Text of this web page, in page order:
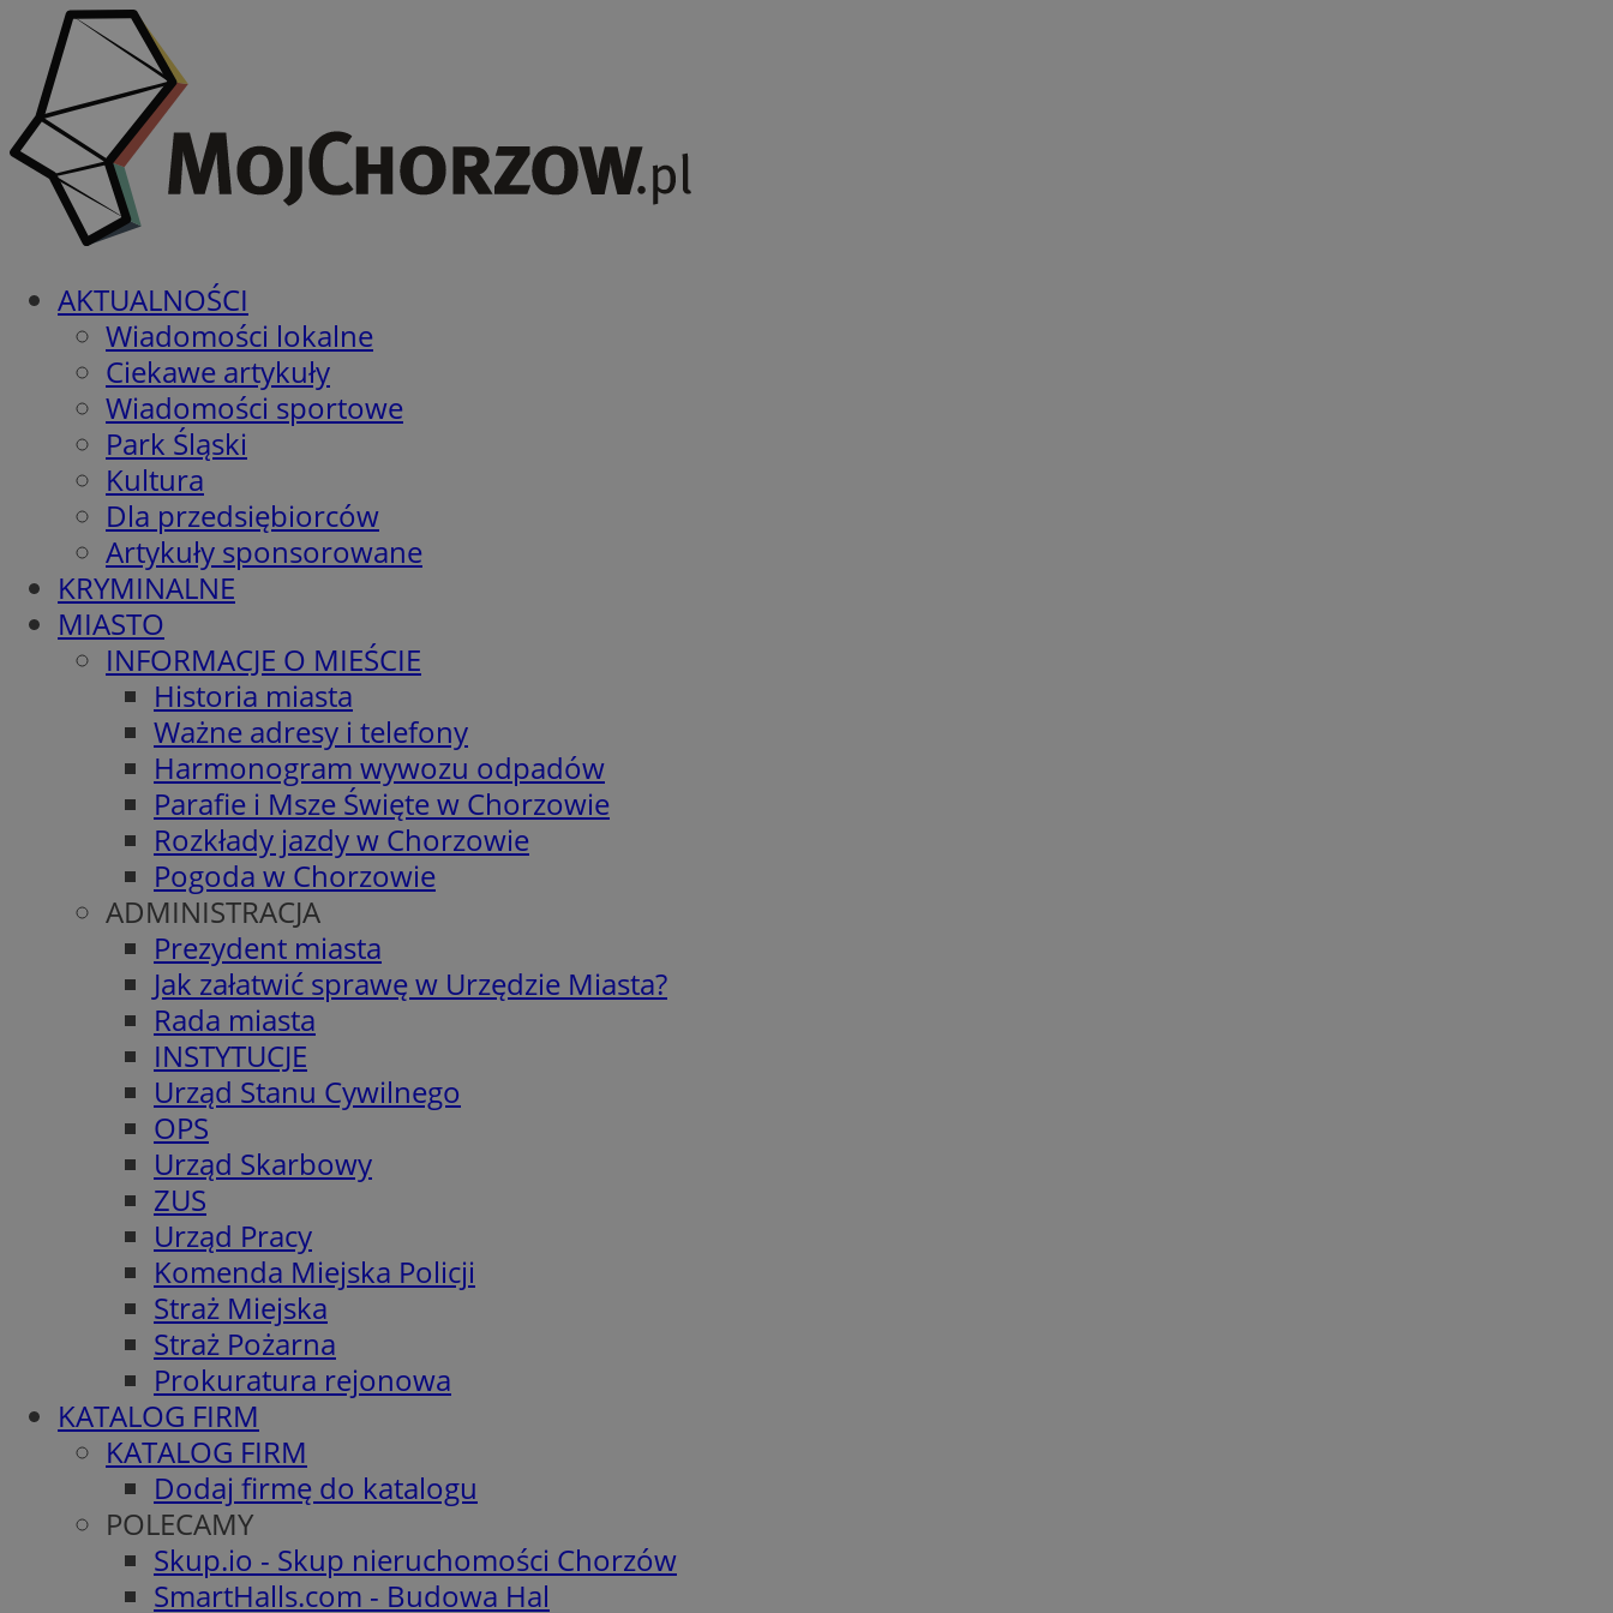
AKTUALNOŚCI
Wiadomości lokalne
Ciekawe artykuły
Wiadomości sportowe
Park Śląski
Kultura
Dla przedsiębiorców
Artykuły sponsorowane
KRYMINALNE
MIASTO
INFORMACJE O MIEŚCIE
Historia miasta
Ważne adresy i telefony
Harmonogram wywozu odpadów
Parafie i Msze Święte w Chorzowie
Rozkłady jazdy w Chorzowie
Pogoda w Chorzowie
ADMINISTRACJA
Prezydent miasta
Jak załatwić sprawę w Urzędzie Miasta?
Rada miasta
INSTYTUCJE
Urząd Stanu Cywilnego
OPS
Urząd Skarbowy
ZUS
Urząd Pracy
Komenda Miejska Policji
Straż Miejska
Straż Pożarna
Prokuratura rejonowa
KATALOG FIRM
KATALOG FIRM
Dodaj firmę do katalogu
POLECAMY
Skup.io - Skup nieruchomości Chorzów
SmartHalls.com - Budowa Hal